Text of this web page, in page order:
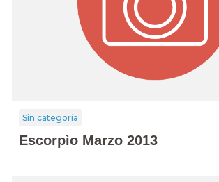
Sin categoría
Escorpìo Marzo 2013